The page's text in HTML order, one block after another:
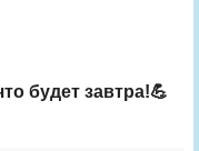
будет завтра!💪